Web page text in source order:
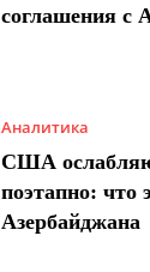
соглашения с
Аналитика
США
поэтапно: что
Азербайджана